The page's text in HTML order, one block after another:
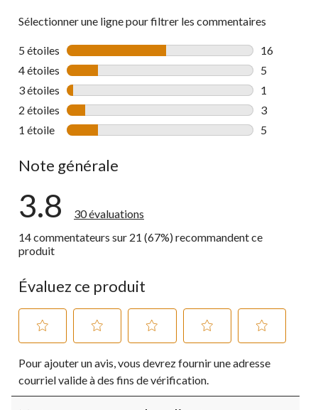
Sélectionner une ligne pour filtrer les commentaires
5 étoiles étoiles
16
16
4 étoiles étoiles
5
5
3 étoiles étoiles
1
1
2 étoiles étoiles
3
3
1 étoile étoiles
5
Note générale
3.8
30 évaluations
14 commentateurs sur 21 (67%) recommandent ce
produit
Évaluez ce produit
pour
évaluer
pour
évaluer
pour
évaluer
pour
évaluer
pour
Pour ajouter un avis, vous devrez fournir une adresse
courriel valide à des fins de vérification.